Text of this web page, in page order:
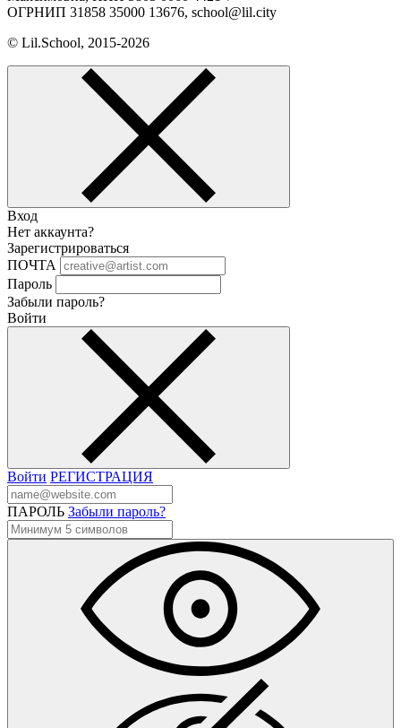
ОГРНИП 31858 35000 13676, school@lil.city
© Lil.School, 2015‐2026
Вход
Нет аккаунта?
Зарегистрироваться
ПОЧТА
Пароль
Забыли пароль?
Войти
Войти РЕГИСТРАЦИЯ
ПАРОЛЬ Забыли пароль?